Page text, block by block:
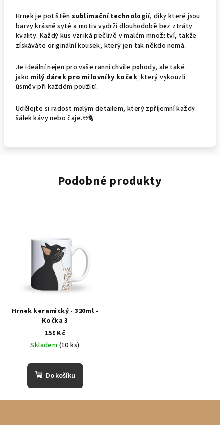
Hrnek je potištěn sublimační technologií, díky které jsou
barvy krásně syté a motiv vydrží dlouhodobě bez ztráty
kvality. Každý kus vzniká pečlivě v malém množství, takže
získáváte originální kousek, který jen tak někdo nemá.
Je ideální nejen pro vaše ranní chvíle pohody, ale také
jako milý dárek pro milovníky koček, který vykouzlí
úsměv při každém použití.
Udělejte si radost malým detailem, který zpříjemní každý
šálek kávy nebo čaje. ☕🐈
Podobné produkty
Hrnek keramický - 320ml -
Kočka 3
159 Kč
Skladem (10 ks)
Do košíku